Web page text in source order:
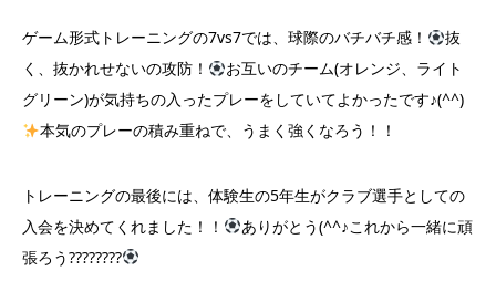
ゲーム形式トレーニングの7vs7では、球際のバチバチ感！
抜
く、抜かれせないの攻防！
お互いのチーム(オレンジ、ライト
グリーン)が気持ちの入ったプレーをしていてよかったです♪(^^)
本気のプレーの積み重ねで、うまく強くなろう！！
トレーニングの最後には、体験生の5年生がクラブ選手としての
入会を決めてくれました！！
ありがとう(^^♪これから一緒に頑
張ろう????????